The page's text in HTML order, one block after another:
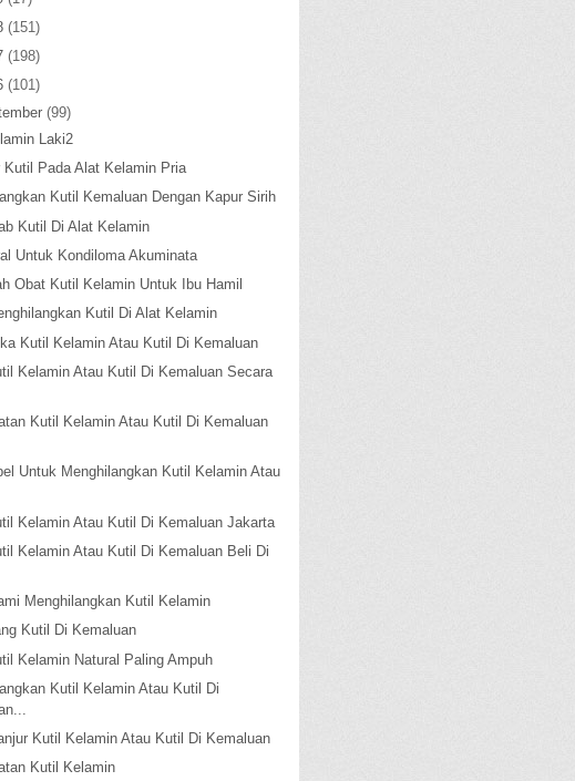
(151)
(198)
(101)
(99)
Laki2
Kutil Pada Alat Kelamin Pria
Kutil Kemaluan Dengan Kapur Sirih
Kutil Di Alat Kelamin
Untuk Kondiloma Akuminata
Obat Kutil Kelamin Untuk Ibu Hamil
Kutil Di Alat Kelamin
Kutil Kelamin Atau Kutil Di Kemaluan
Kelamin Atau Kutil Di Kemaluan Secara
Kutil Kelamin Atau Kutil Di Kemaluan
Untuk Menghilangkan Kutil Kelamin Atau
Kelamin Atau Kutil Di Kemaluan Jakarta
Kelamin Atau Kutil Di Kemaluan Beli Di
Menghilangkan Kutil Kelamin
Kutil Di Kemaluan
Kelamin Natural Paling Ampuh
Kutil Kelamin Atau Kutil Di
Kutil Kelamin Atau Kutil Di Kemaluan
Kutil Kelamin